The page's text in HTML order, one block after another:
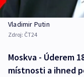
Vladimir Putin
Zdroj: ČT24
Moskva - Úderem
místnosti a ihned